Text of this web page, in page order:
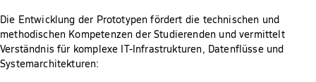
Die Entwicklung der Prototypen fördert die technischen und
methodischen Kompetenzen der Studierenden und vermittelt
Verständnis für komplexe IT-Infrastrukturen, Datenflüsse und
Systemarchitekturen: